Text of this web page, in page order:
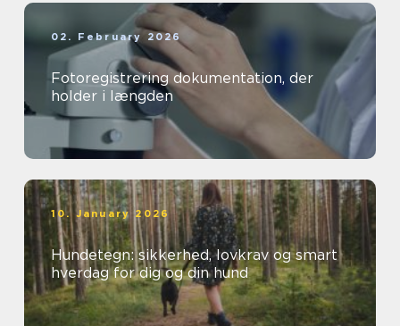
02. February 2026
Fotoregistrering dokumentation, der
holder i længden
10. January 2026
Hundetegn: sikkerhed, lovkrav og smart
hverdag for dig og din hund